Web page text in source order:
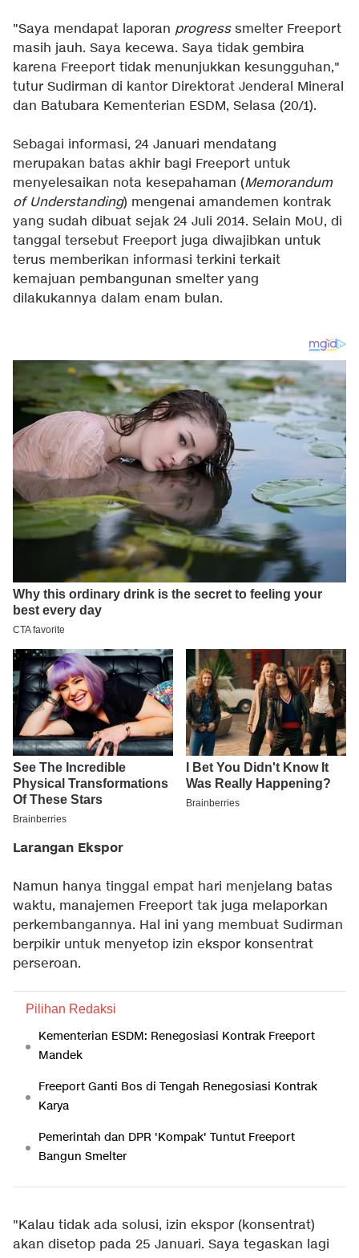
"Saya mendapat laporan progresssmelter Freeport
masih jauh. Saya kecewa. Saya tidak gembira
karena Freeport tidak menunjukkan kesungguhan,"
tutur Sudirman di kantor Direktorat Jenderal Mineral
dan Batubara Kementerian ESDM, Selasa (20/1).
Sebagai informasi, 24 Januari mendatang
merupakan batas akhir bagi Freeport untuk
menyelesaikan nota kesepahaman (Memorandum
of Understanding) mengenai amandemen kontrak
yang sudah dibuat sejak 24 Juli 2014. Selain MoU, di
tanggal tersebut Freeport juga diwajibkan untuk
terus memberikan informasi terkini terkait
kemajuan pembangunan smelter yang
dilakukannya dalam enam bulan.
Larangan Ekspor
Namun hanya tinggal empat hari menjelang batas
waktu, manajemen Freeport tak juga melaporkan
perkembangannya. Hal ini yang membuat Sudirman
berpikir untuk menyetop izin ekspor konsentrat
perseroan.
Pilihan Redaksi
Kementerian ESDM: Renegosiasi Kontrak Freeport
Mandek
Freeport Ganti Bos di Tengah Renegosiasi Kontrak
Karya
Pemerintah dan DPR 'Kompak' Tuntut Freeport
Bangun Smelter
"Kalau tidak ada solusi, izin ekspor (konsentrat)
akan disetop pada 25 Januari. Saya tegaskan lagi